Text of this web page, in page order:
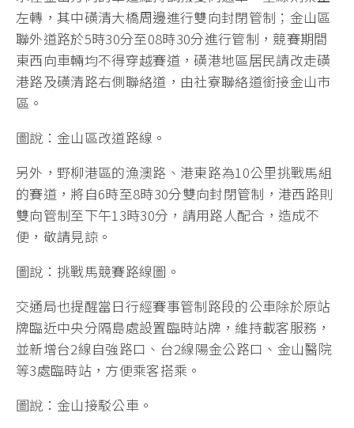
左轉，其中磺清大橋周邊進行雙向封閉管制；金山區
聯外道路於5時30分至08時30分進行管制，競賽期間
東西向車輛均不得穿越賽道，磺港地區居民請改走磺
港路及磺清路右側聯絡道，由社寮聯絡道銜接金山市
區。
圖說：金山區改道路線。
另外，野柳港區的漁澳路、港東路為10公里挑戰馬組
的賽道，將自6時至8時30分雙向封閉管制，港西路則
雙向管制至下午13時30分，請用路人配合，造成不
便，敬請見諒。
圖說：挑戰馬競賽路線圖。
交通局也提醒當日行經賽事管制路段的公車除於原站
牌臨近中央分隔島處設置臨時站牌，維持載客服務，
並新增台2線自強路口、台2線陽金公路口、金山醫院
等3處臨時站，方便乘客搭乘。
圖說：金山接駁公車。